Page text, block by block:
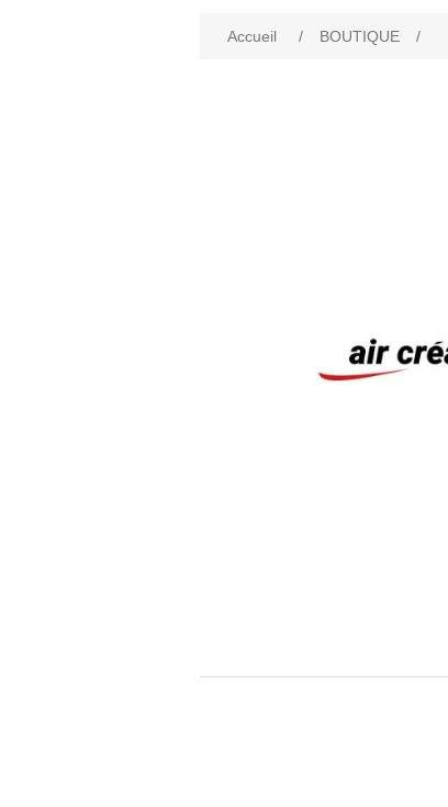
Accueil / BOUTIQUE /